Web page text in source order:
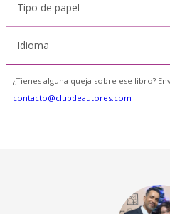
Tipo de papel
Idioma
¿Tienes alguna queja sobre ese libro?
contacto@clubdeautores.com